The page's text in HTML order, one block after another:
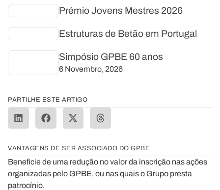
Prémio Jovens Mestres 2026
Estruturas de Betão em Portugal
Simpósio GPBE 60 anos
6 Novembro, 2026
PARTILHE ESTE ARTIGO
VANTAGENS DE SER ASSOCIADO DO GPBE
Beneficie de uma redução no valor da inscrição nas ações
organizadas pelo GPBE, ou nas quais o Grupo presta
patrocínio.